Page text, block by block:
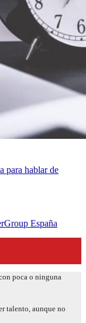
para hablar de
España
poca o ninguna
talento, aunque no